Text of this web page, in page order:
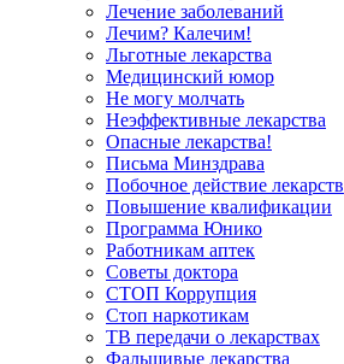
Лечение заболеваний
Лечим? Калечим!
Льготные лекарства
Медицинский юмор
Не могу молчать
Неэффективные лекарства
Опасные лекарства!
Письма Минздрава
Побочное действие лекарств
Повышение квалификации
Программа Юнико
Работникам аптек
Советы доктора
СТОП Коррупция
Стоп наркотикам
ТВ передачи о лекарствах
Фальшивые лекарства